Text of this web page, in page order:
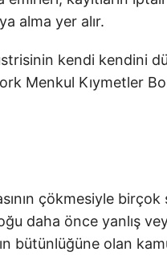
alma yer alır.
kendi kendini
Menkul Kıymetler
çökmesiyle
daha önce yanlış
bütünlüğüne olan